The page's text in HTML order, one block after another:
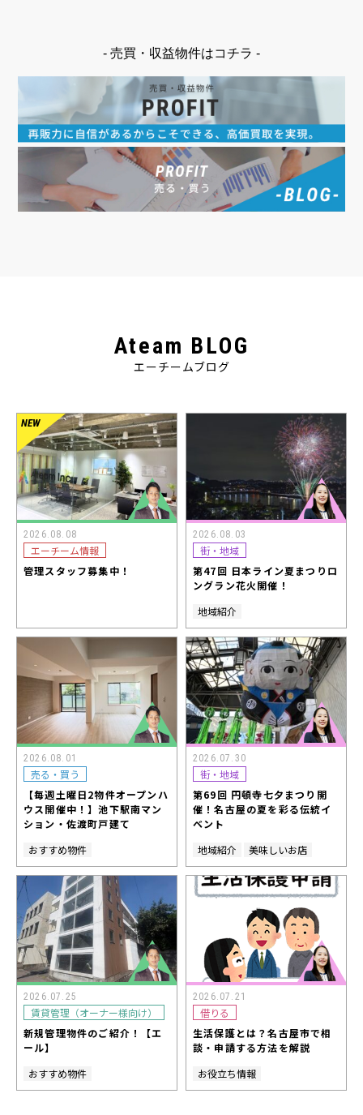
- 売買・収益物件はコチラ -
Ateam BLOG
エーチームブログ
2026.08.08
エーチーム情報
管理スタッフ募集中！
2026.08.03
街・地域
第47回 日本ライン夏まつりロ
ングラン花火開催！
地域紹介
2026.08.01
売る・買う
【毎週土曜日2物件オープンハ
ウス開催中！】池下駅南マン
ション・佐渡町戸建て
おすすめ物件
2026.07.30
街・地域
第69回 円頓寺七夕まつり開
催！名古屋の夏を彩る伝統イ
ベント
地域紹介
美味しいお店
2026.07.25
賃貸管理（オーナー様向け）
新規管理物件のご紹介！【エ
ール】
おすすめ物件
2026.07.21
借りる
生活保護とは？名古屋市で相
談・申請する方法を解説
お役立ち情報